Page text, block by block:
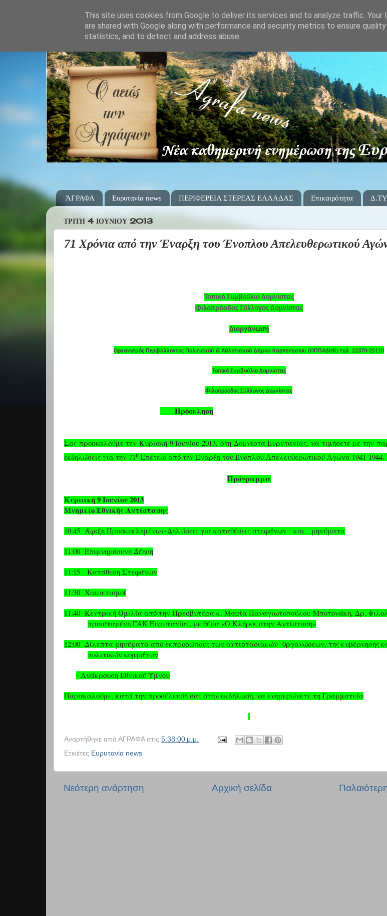
ΆΓΡΑΦΑ Ευρυτανία news ΠΕΡΙΦΕΡΕΙΑ ΣΤΕΡΕΑΣ ΕΛΛΑΔΑΣ Επικαιρότητα
ΤΡΊΤΗ 4 ΙΟΥΝΊΟΥ 2013
71 Χρόνια από την Έναρξη του Ένοπλου Απελευθερωτικού
Τοπικό Συμβούλιο Δομνίστας
Φιλοπρόοδος Σύλλογος Δομνίστας
Διοργάνωση
Οργανισμός Περιβάλλοντος Πολιτισμού & Αθλητισμού Δήμου Καρπενησίου (ΟΠΠΑΔΗΚ) τηλ. 22370-25110
Τοπικό Συμβούλιο Δομνίστας
Φιλοπρόοδος Σύλλογος Δομνίστας
Πρόσκληση
Σας προσκαλούμε την Κυριακή 9 Ιουνίου 2013, στη Δομνίστα Ευρυτανίας, να τιμήσετε με την
εκδηλώσεις για την 71η Επέτειο από την Έναρξη του Ένοπλου Απελευθερωτικού Αγώνα 1941-1944.
Πρόγραμμα
Κυριακή 9 Ιουνίου 2013
Μνημείο Εθνικής Αντίστασης
10:45 Άφιξη Προσκεκλημένων-Δηλώσεις για καταθέσεις στεφάνων και μηνύματα
11:00 Επιμνημόσυνη Δέηση
11:15 Κατάθεση Στεφάνων
11:30 Χαιρετισμοί
11:40 Κεντρική Ομιλία από την Πρεσβυτέρα κ. Μαρία Παναγιωτοπούλου-Μποτονάκη, Δρ.
προϊσταμένη ΓΑΚ Ευρυτανίας, με θέμα «Ο Κλήρος στην Αντίσταση»
12:00 Δίλεπτα μηνύματα από εκπροσώπουςτων αντιστασιακών 0ργανώσεων, της κυβέρνησης
πολιτικών κομμάτων
· Ανάκρουση Εθνικού Ύμνου
Παρακαλούμε, κατά την προσέλευσή σας στην εκδήλωση, να ενημερώνετε τη Γραμματεία
Αναρτήθηκε από ΑΓΡΑΦΑ στις 5:38:00 μ.μ.
Ετικέτες Ευρυτανία news
Νεότερη ανάρτηση Αρχική σελίδα
This site uses cookies from Google to deliver its services and to analyze traffic. Your
are shared with Google along with performance and security metrics to ensure
statistics, and to detect and address abuse.